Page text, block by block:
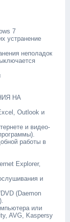
7
устранение
неполадок
НА
Outlook и
и видео-
работы в
Explorer,
и
(Daemon
или
AVG, Kaspersy